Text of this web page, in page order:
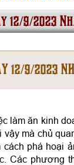
9/2023
12/9/2023
làm ăn kinh
vậy mà chủ
cách phá hoại
Các phương